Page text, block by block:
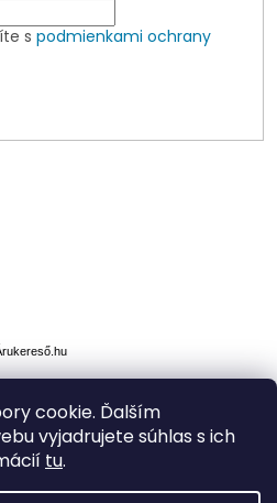
cookie. Ďalším
vyjadrujete súhlas s ich
tu.
s podmienkami ochrany